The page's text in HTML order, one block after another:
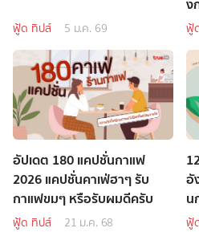
ฟู้ด ทิปส์ 5 ม.ค. 69 ฟู้
อัปเดต 180 แคปชั่นกาแฟ
2026 แคปชั่นคาเฟ่ฮาๆ รับ
กาแฟขมๆ หรือรับผมดีครับ
ฟู้ด ทิปส์ 21 ม.ค. 68
อั
น
ฟู้